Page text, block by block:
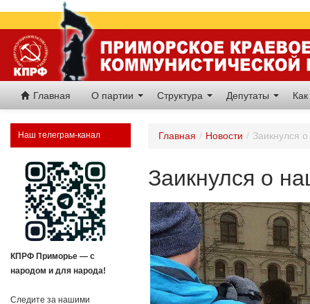
Главная О партии Структура Депутаты
Наш телеграм-канал
КПРФ Приморье — с
народом и для народа!
Следите за нашими
Главная / Новости / Заикнулся
Заикнулся о